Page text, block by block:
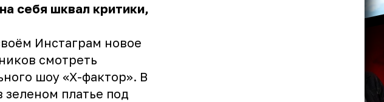
себя шквал критики,
Инстаграм новое
смотреть
шоу «Х-фактор». В
зеленом платье под